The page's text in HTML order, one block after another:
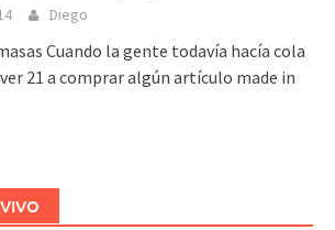
Diego
Cuando la gente todavía hacía cola
21 a comprar algún artículo made in